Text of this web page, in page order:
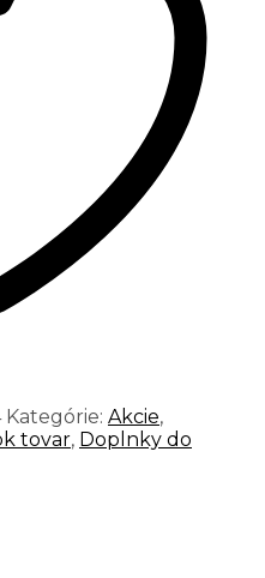
Kategórie: Akcie,
tovar, Doplnky do